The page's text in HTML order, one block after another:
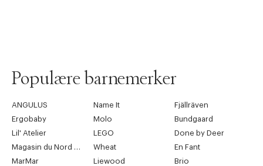
Populære barnemerker
ANGULUS Name It
Fjällräven
Ergobaby
Molo
Bundgaard
Lil' Atelier
LEGO
Done by Deer
Wheat
En Fant
MarMar
Liewood
Brio